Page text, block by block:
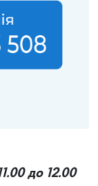
до 12.00